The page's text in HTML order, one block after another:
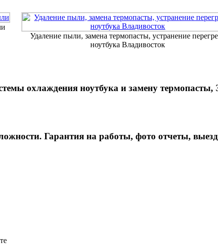
Удаление пыли, замена термопасты, устранение
ноутбука Владивосток
охлаждения ноутбука и замену
Гарантия на работы, фото отчеты,